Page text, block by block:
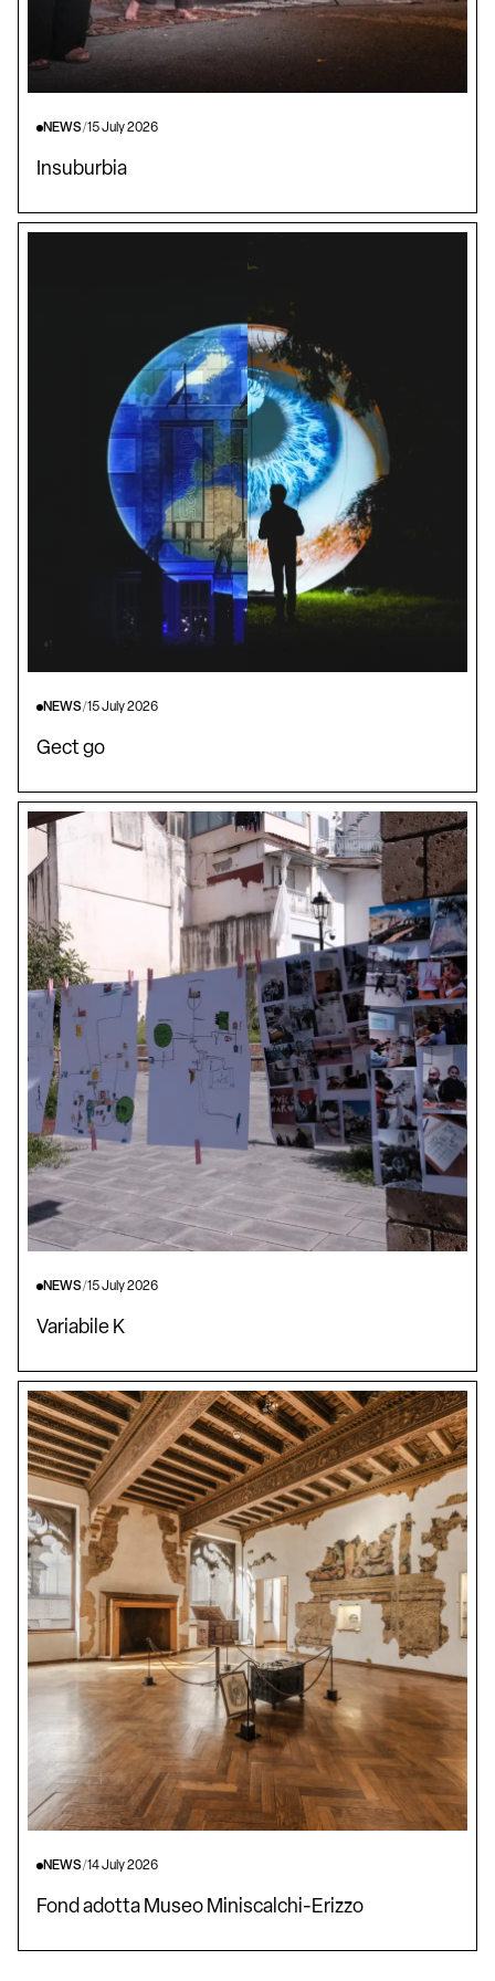
NEWS/15 July 2026
Insuburbia
NEWS/15 July 2026
Gect go
NEWS/15 July 2026
Variabile K
NEWS/14 July 2026
Fond adotta Museo Miniscalchi-Erizzo